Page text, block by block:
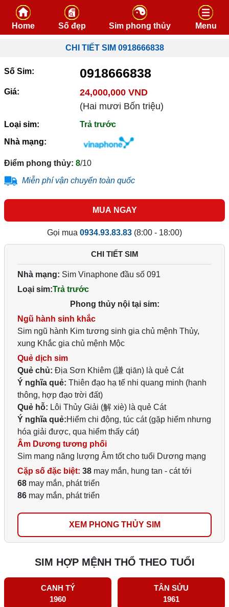
Skip to content
Home Số đẹp Sim phong thủy Menu
CHI TIẾT SIM 0918666838
Số Sim: 0918666838
Giá:
24,000,000 VND
(Hai mươi Bốn triệu)
Loại sim:
Trả trước
Nhà mạng:
Điểm phong thủy: 8/10
Miễn phí vận chuyển toàn quốc
MUA NGAY
Gọi mua 0934.93.83.83 (8:00 - 18:00)
CHI TIẾT SIM
Nhà mạng: Sim Vinaphone đầu số 091
Loại sim:Trả trước
Phong thủy nội tại sim:
Ngũ hành sinh khắc
Sim ngũ hành Kim tương sinh gia chủ mệnh Thủy,
xung Khắc gia chủ mệnh Mộc
Quẻ dịch sim
Quẻ chủ: Địa Sơn Khiêm (謙 qiān) là quẻ Cát
Ý nghĩa quẻ: Thiên đạo hạ tế nhi quang minh (hanh
thông, hợp đạo trời đất)
Quẻ hỗ: Lôi Thủy Giải (解 xiè) là quẻ Cát
Ý nghĩa quẻ:Hiểm chi động, túc cát (gặp hiểm nhưng
hóa giải được, qua hiểm thấy cát)
Âm Dương tương phối
Sim mang năng lượng Âm tốt cho tuổi Dương mạng
Cặp số đặc biệt: 38 may mắn, hung tan - cát tới
68 may mắn, phát triển
86 may mắn, phát triển
XEM PHONG THỦY SIM
SIM HỢP MỆNH THỔ THEO TUỔI
CANH TÝ
1960
TÂN SỬU
1961